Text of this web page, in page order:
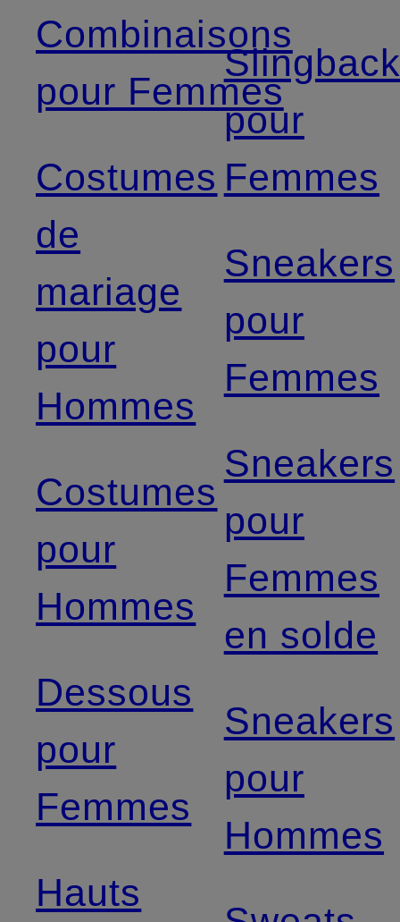
Combinaisons
pour Femmes
Costumes
de
mariage
pour
Hommes
Costumes
pour
Hommes
Dessous
pour
Femmes
Hauts
pour
Femmes
Sneakers
pour
Femmes
Sneakers
pour
Femmes
en solde
Sneakers
pour
Hommes